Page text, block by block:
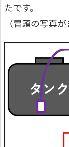
たです。
（冒頭の写真